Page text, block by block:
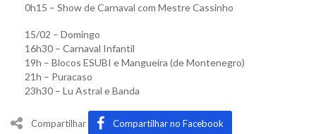
0h15 – Show de Carnaval com Mestre Cassinho
15/02 – Domingo
16h30 – Carnaval Infantil
19h – Blocos ESUBI e Mangueira (de Montenegro)
21h – Puracaso
23h30 – Lu Astral e Banda
Compartilhar Compartilhar no Facebook